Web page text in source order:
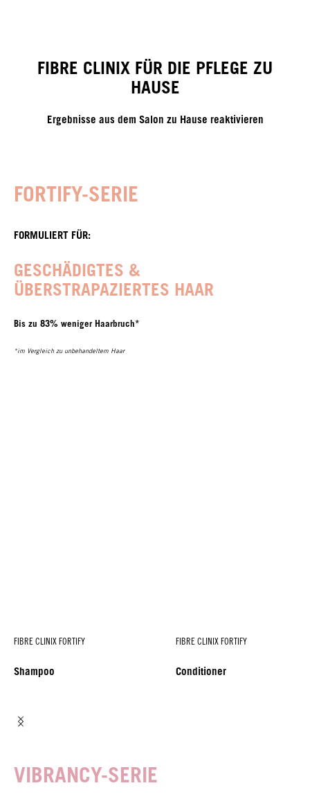
FIBRE CLINIX FÜR DIE PFLEGE ZU
HAUSE
Ergebnisse aus dem Salon zu Hause reaktivieren
FORTIFY-SERIE
FORMULIERT FÜR:
GESCHÄDIGTES &
ÜBERSTRAPAZIERTES HAAR
Bis zu 83% weniger Haarbruch*
*im Vergleich zu unbehandeltem Haar
FIBRE CLINIX FORTIFY
Shampoo
FIBRE CLINIX FORTIFY
Conditioner
VIBRANCY-SERIE